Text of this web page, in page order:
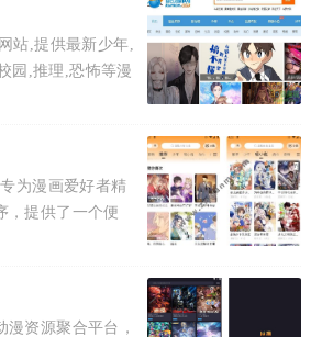
站,提供最新少年,
园,推理,恐怖等漫
在线漫画网。看漫
为漫画爱好者精
，提供了一个便
。
资源聚合平台，